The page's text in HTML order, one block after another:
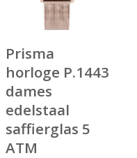
Prisma
horloge P.1443
dames
edelstaal
saffierglas 5
ATM